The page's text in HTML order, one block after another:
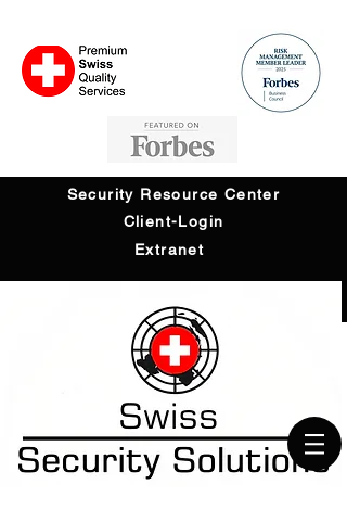
Security Resource Center
Client-Login
Extranet